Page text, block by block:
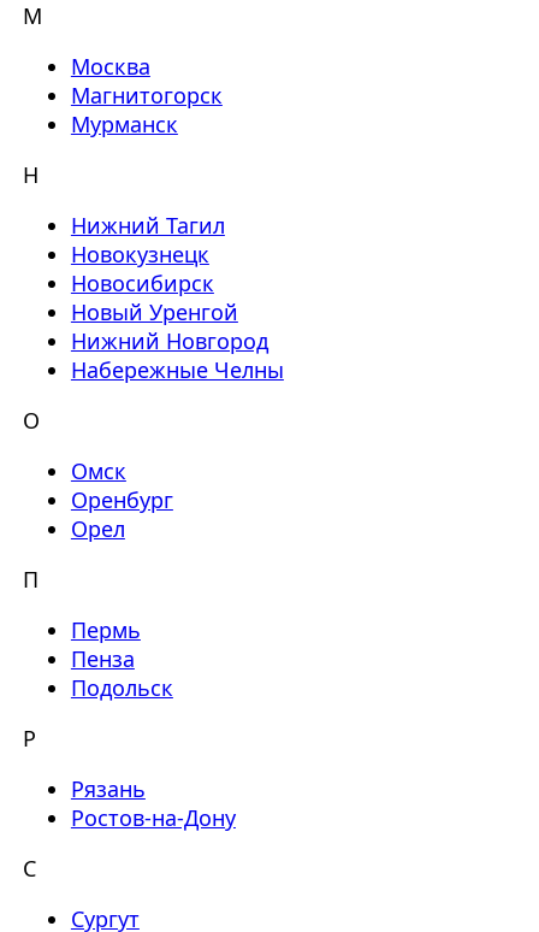
М
Москва
Магнитогорск
Мурманск
Н
Нижний Тагил
Новокузнецк
Новосибирск
Новый Уренгой
Нижний Новгород
Набережные Челны
О
Омск
Оренбург
Орел
П
Пермь
Пенза
Подольск
Р
Рязань
Ростов-на-Дону
С
Сургут